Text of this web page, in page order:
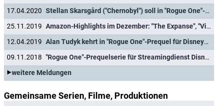
17.04.2020
Stellan Skarsgård ("Chernobyl") soll in "Rogue One"-Prequel für Disney+ mitspielen
25.11.2019
Amazon-Highlights im Dezember: "The Expanse", "Vikings" und Film "The Aeronauts"
12.04.2019
Alan Tudyk kehrt in "Rogue One"-Prequel für Disney+ zurück
09.11.2018
"Rogue One"-Prequelserie für Streamingdienst Disney+ angekündigt
weitere Meldungen
Gemeinsame Serien, Filme, Produktionen